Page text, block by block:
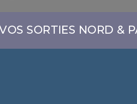
SORTIES NORD &